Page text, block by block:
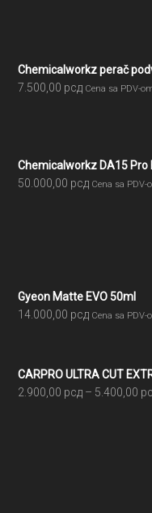
Chemicalworkz perač
7.500,00 рсд Cena sa PDV-
Chemicalworkz DA15
50.000,00 рсд Cena sa PDV-
Gyeon Matte EVO 50ml
14.000,00 рсд Cena sa PDV-
CARPRO ULTRA CUT
2.900,00 рсд – 5.400,00